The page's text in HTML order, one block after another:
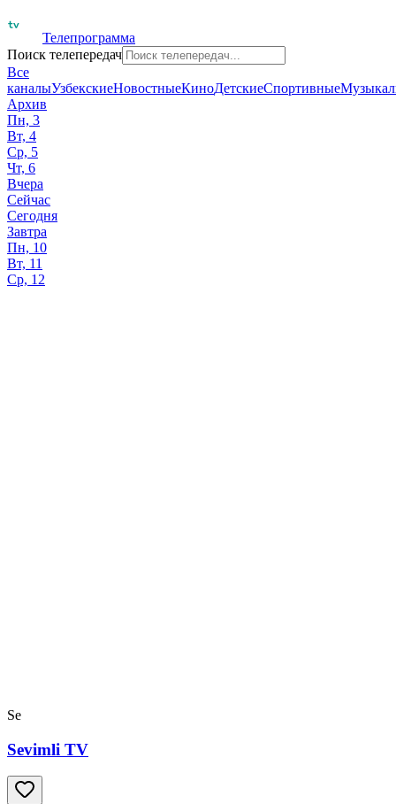
Телепрограмма
Поиск телепередач
Все
каналыУзбекскиеНовостныеКиноДетскиеСпортивные
Архив
Пн, 3
Вт, 4
Ср, 5
Чт, 6
Вчера
Сейчас
Сегодня
Завтра
Пн, 10
Вт, 11
Ср, 12
Se
Sevimli TV